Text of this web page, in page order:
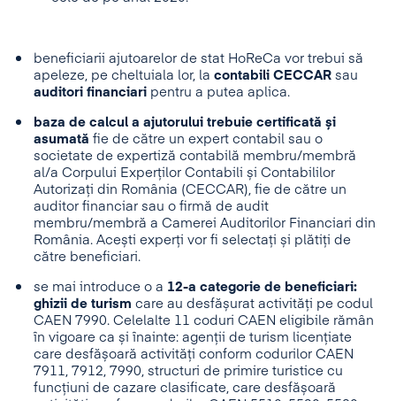
beneficiarii ajutoarelor de stat HoReCa vor trebui să
apeleze, pe cheltuiala lor, la contabili CECCAR sau
auditori financiari pentru a putea aplica.
baza de calcul a ajutorului trebuie certificată și
asumată fie de către un expert contabil sau o
societate de expertiză contabilă membru/membră
al/a Corpului Experților Contabili și Contabililor
Autorizați din România (CECCAR), fie de către un
auditor financiar sau o firmă de audit
membru/membră a Camerei Auditorilor Financiari din
România. Acești experți vor fi selectați și plătiți de
către beneficiari.
se mai introduce o a 12-a categorie de beneficiari:
ghizii de turism care au desfășurat activități pe codul
CAEN 7990. Celelalte 11 coduri CAEN eligibile rămân
în vigoare ca și înainte: agenții de turism licențiate
care desfășoară activități conform codurilor CAEN
7911, 7912, 7990, structuri de primire turistice cu
funcțiuni de cazare clasificate, care desfășoară